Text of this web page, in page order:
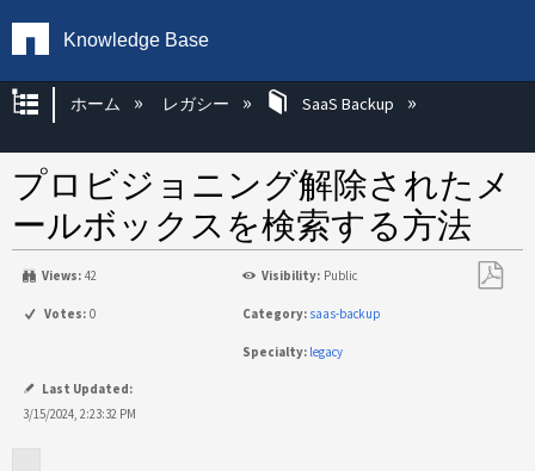
Knowledge Base
グローバル階層を展開/折りたたむ
ホーム レガシー SaaS Backup
プロビジョニング解除されたメ
ールボックスを検索する方法
Views: 42 Visibility: Public
Votes: 0 Category: saas-backup
Specialty: legacy
Last Updated:
3/15/2024, 2:23:32 PM